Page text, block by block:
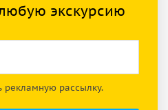
экскурсию
рекламную рассылку.